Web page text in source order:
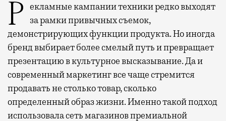
Рекламные кампании техники редко выходят
за рамки привычных съемок,
демонстрирующих функции продукта. Но иногда
бренд выбирает более смелый путь и превращает
презентацию в культурное высказывание. Да и
современный маркетинг все чаще стремится
продавать не столько товар, сколько
определенный образ жизни. Именно такой подход
использовала сеть магазинов премиальной